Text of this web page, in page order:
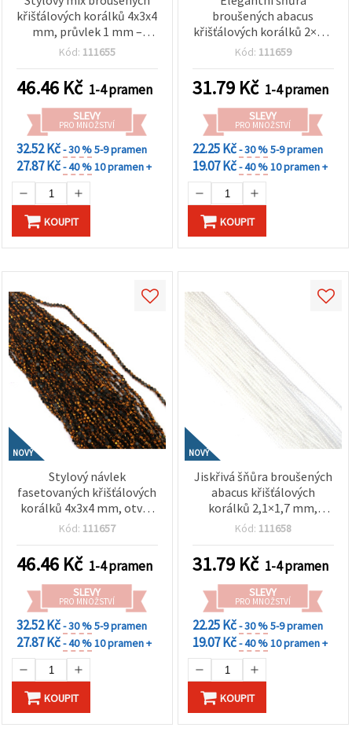
křišťálových korálků 4x3x4
mm, průvlek 1 mm –
galvanizované
zlatá barva s leštěným
metalickým efektem ~75
ks
Kód: 111655
46.46 Kč 1-4 pramen
SLEVY
PRO MNOŽSTVÍ
32.52 Kč- 30 %5-9 pramen
27.87 Kč- 40 %10 pramen +
KOUPIT
broušených abacus
křišťálových korálků 2×1,5
mm, průvlek 0,6 mm –
s jemným leskem ~220 ks
Kód: 111659
31.79 Kč 1-4 pramen
SLEVY
PRO MNOŽSTVÍ
22.25 Kč- 30 %5-9 pramen
19.07 Kč- 40 %10 pramen +
KOUPIT
NOVÝ
Stylový návlek
fasetovaných křišťálových
korálků 4x3x4 mm, otvor
1 mm – galvanizovaná
leštěný metalický finish,
mix ~75 ks
Kód: 111657
46.46 Kč 1-4 pramen
SLEVY
PRO MNOŽSTVÍ
32.52 Kč- 30 %5-9 pramen
27.87 Kč- 40 %10 pramen +
KOUPIT
NOVÝ
Jiskřivá šňůra broušených
abacus křišťálových
korálků 2,1×1,7 mm,
průvlek 0,6 mm –
bílá s luminiscenčním
leskem ~200 ks
Kód: 111658
31.79 Kč 1-4 pramen
SLEVY
PRO MNOŽSTVÍ
22.25 Kč- 30 %5-9 pramen
19.07 Kč- 40 %10 pramen +
KOUPIT